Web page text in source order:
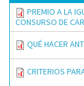
PREMIO A LA
CONSURSO DE
QUÉ HACER
CRITERIOS